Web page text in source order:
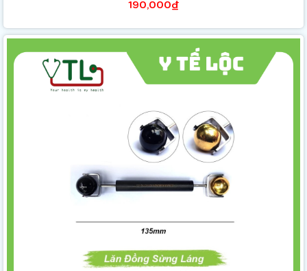
190,000₫